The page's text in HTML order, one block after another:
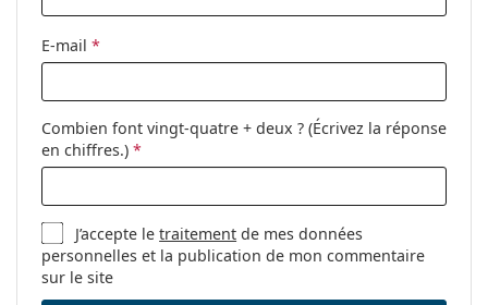
Code:
RB4171 710/71 54
Oui
E-mail *
Combien font vingt-quatre + deux ? (Écrivez la réponse
en chiffres.) *
J’accepte letraitement de mes données
personnelles et la publication de mon commentaire
sur le site